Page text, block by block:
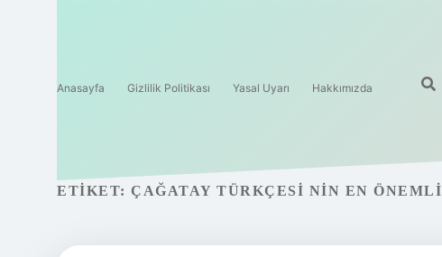
Anasayfa Gizlilik Politikası Yasal Uyarı Hakkımızda
ETIKET: ÇAĞATAY TÜRKÇESI NIN EN